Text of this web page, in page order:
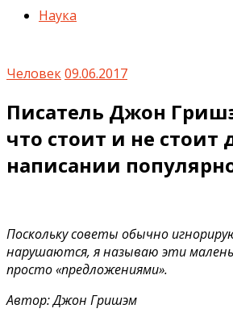
Наука
Человек09.06.2017
Писатель Джон
что стоит и не стоит
написании
Поскольку советы обычно
нарушаются, я называю эти
просто «предложениями».
Автор: Джон Гришэм